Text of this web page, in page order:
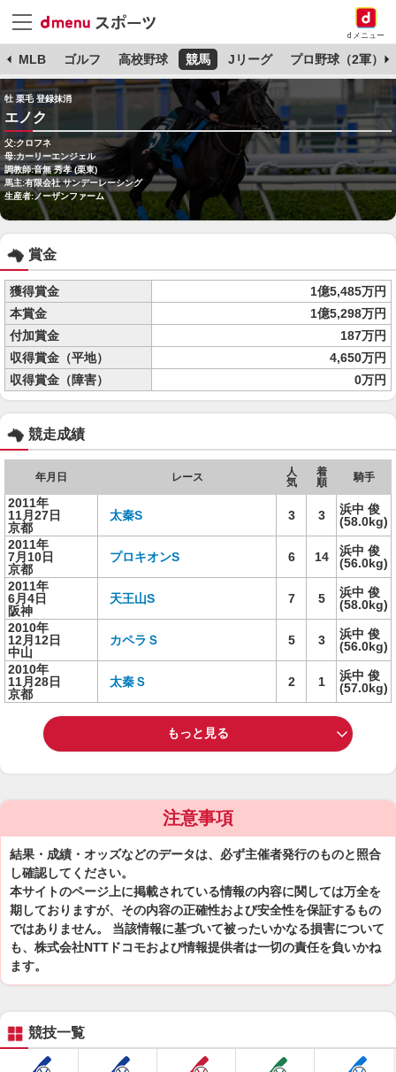
dメニュー
MLB ゴルフ 高校野球 競馬 Jリーグ プロ野球（2軍）
牡 栗毛 登録抹消
エノク
父:クロフネ
母:カーリーエンジェル
調教師:音無 秀孝 (栗東)
馬主:有限会社 サンデーレーシング
生産者:ノーザンファーム
賞金
獲得賞金
1億5,485万円
本賞金
1億5,298万円
付加賞金
187万円
収得賞金（平地）
4,650万円
収得賞金（障害）
0万円
競走成績
年月日 レース
人
気
着
順
騎手
2011年
11月27日
京都
太秦S 3 3
浜中 俊
(58.0kg)
2011年
7月10日
京都
プロキオンS 6 14
浜中 俊
(56.0kg)
2011年
6月4日
阪神
天王山S 7 5
浜中 俊
(58.0kg)
2010年
12月12日
中山
カペラＳ 5 3
浜中 俊
(56.0kg)
2010年
11月28日
京都
太秦Ｓ 2 1
浜中 俊
(57.0kg)
もっと見る
注意事項
結果・成績・オッズなどのデータは、必ず主催者発行のものと照合
し確認してください。
本サイトのページ上に掲載されている情報の内容に関しては万全を
期しておりますが、その内容の正確性および安全性を保証するもの
ではありません。 当該情報に基づいて被ったいかなる損害について
も、株式会社NTTドコモおよび情報提供者は一切の責任を負いかね
ます。
競技一覧